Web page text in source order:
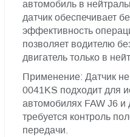
автомобиль в
датчик обеспечивает
эффективность
позволяет водителю
двигатель только в
Применение: Датчик
0041KS подходит для
автомобилях FAW J6 и
требуется контроль
передачи.